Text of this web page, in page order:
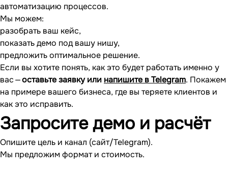
автоматизацию процессов.
Мы можем:
разобрать ваш кейс,
показать демо под вашу нишу,
предложить оптимальное решение.
Если вы хотите понять, как это будет работать именно у
вас —оставьте заявку или напишите в Telegram. Покажем
на примере вашего бизнеса, где вы теряете клиентов и
как это исправить.
Запроситедемо и расчёт
Опишите цель и канал (сайт/Telegram).
Мы предложим формат и стоимость.